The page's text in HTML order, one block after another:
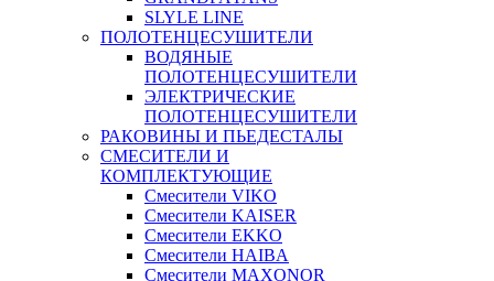
SLYLE LINE
ПОЛОТЕНЦЕСУШИТЕЛИ
ВОДЯНЫЕ
ПОЛОТЕНЦЕСУШИТЕЛИ
ЭЛЕКТРИЧЕСКИЕ
ПОЛОТЕНЦЕСУШИТЕЛИ
РАКОВИНЫ И ПЬЕДЕСТАЛЫ
СМЕСИТЕЛИ И
КОМПЛЕКТУЮЩИЕ
Смесители VIKO
Смесители KAISER
Смесители EKKO
Смесители HAIBA
Смесители MAXONOR